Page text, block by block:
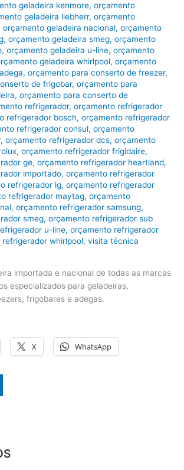
geladeira kenmore,orçamento
geladeira liebherr,orçamento
orçamento geladeira nacional,orçamento
,orçamento geladeira smeg,orçamento
,orçamento geladeira u-line,orçamento
geladeira whirlpool,orçamento
,orçamento para conserto de freezer,
de frigobar,orçamento para
,orçamento para conserto de
refrigerador,orçamento refrigerador
refrigerador bosch,orçamento refrigerador
refrigerador consul,orçamento
,orçamento refrigerador dcs,orçamento
,orçamento refrigerador frigidaire,
ge,orçamento refrigerador heartland,
importado,orçamento refrigerador
refrigerador lg,orçamento refrigerador
refrigerador maytag,orçamento
,orçamento refrigerador samsung,
smeg,orçamento refrigerador sub
u-line,orçamento refrigerador
whirlpool,visita técnica
importada e nacional de todas as marcas
especializados para geladeiras,
frigobares e adegas.
X WhatsApp